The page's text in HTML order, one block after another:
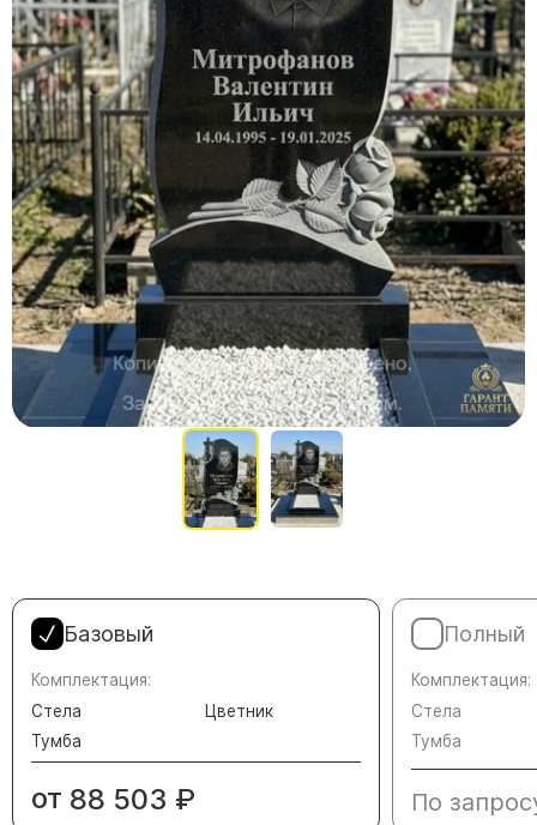
Мемориальные комплексы
Памятники с полноформатным фото
Склеп
Cкульптуры ангел
Детские памятники
Памятники Мусульманские
Памятники Армянские
Европейские памятники
Памятники "Клипарт"
Семейные памятники ( памятники на двоих )
Памятники в форме креста
Зеркальные памятники
Памятники из белого мрамора Коелга
Креативные памятники
Кресты из белого мрамора
Памятники в виде гитары
Памятники из цветного гранита
Памятники красно-черные
Памятники коричневые
Базовый
Комплектация:
Стела
Тумба
Цветник
от 88 503 ₽
Полный
Комплектация:
Стела
Тумба
По